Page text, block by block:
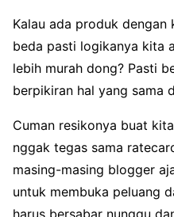
Kalau ada produk dengan
beda pasti logikanya kita
lebih murah dong? Pasti
berpikiran hal yang sama
Cuman resikonya buat
nggak tegas sama
masing-masing blogger
untuk membuka peluang
harus bersabar nunggu